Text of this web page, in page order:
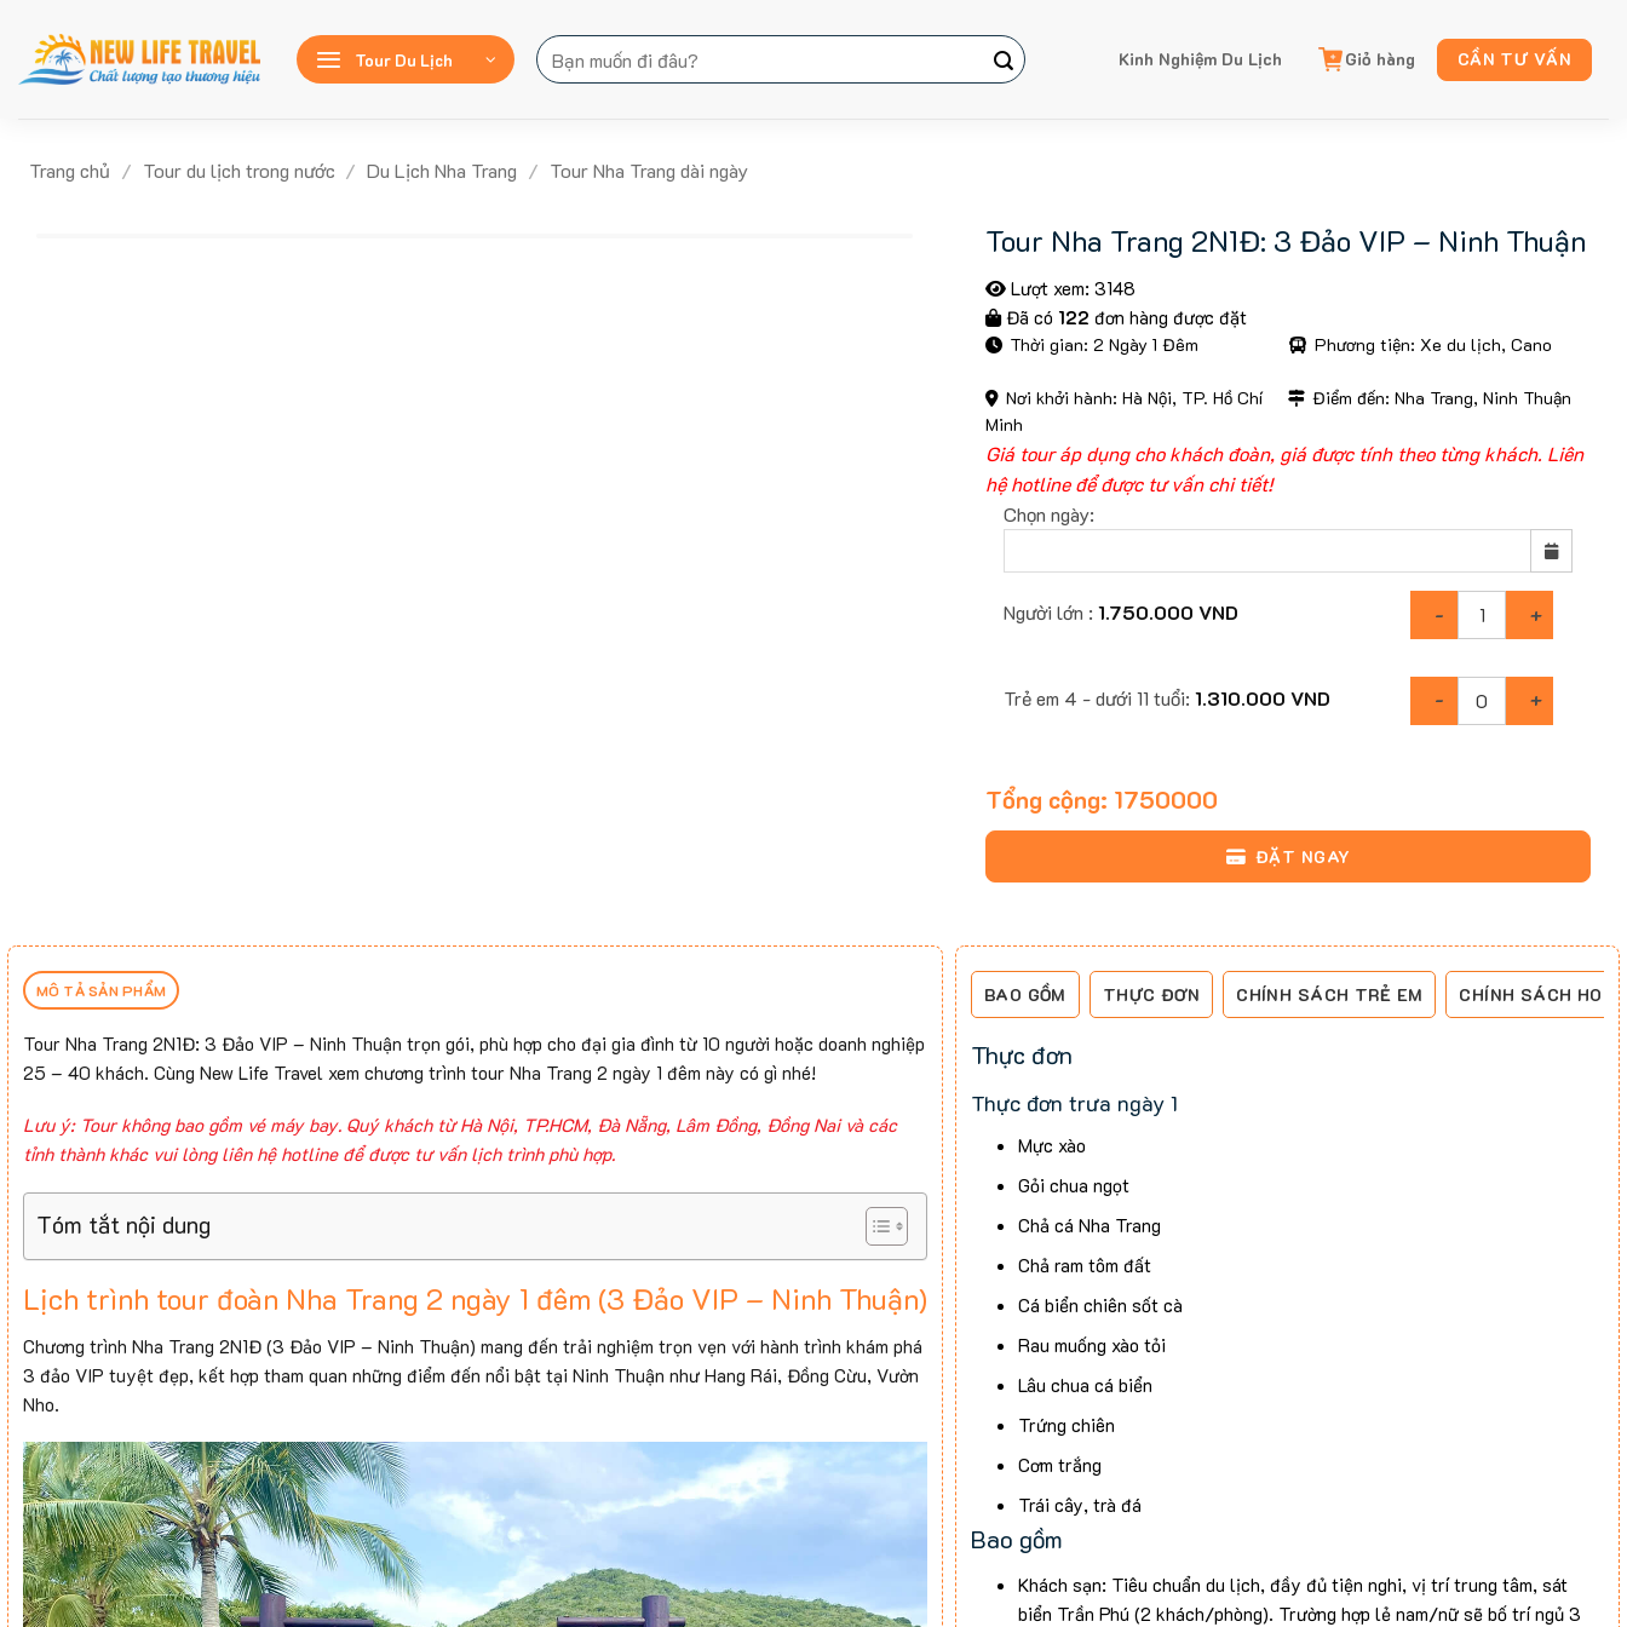
Tour Du Lịch
Tìm
kiếm:
Kinh Nghiệm Du Lịch Giỏ hàng CẦN TƯ VẤN
Trang chủ / Tour du lịch trong nước / Du Lịch Nha Trang / Tour Nha Trang dài ngày
Tour Nha Trang 2N1Đ: 3 Đảo VIP – Ninh Thuận
Lượt xem: 3148
Đã có 122 đơn hàng được đặt
Thời gian: 2 Ngày 1 Đêm Phương tiện: Xe du lịch, Cano
Nơi khởi hành: Hà Nội, TP. Hồ Chí
Minh
Điểm đến: Nha Trang, Ninh Thuận
Giá tour áp dụng cho khách đoàn, giá được tính theo từng khách. Liên
hệ hotline để được tư vấn chi tiết!
Chọn ngày:
Người lớn : 1.750.000 VND
Trẻ em 4 - dưới 11 tuổi: 1.310.000 VND
Tổng cộng: 1750000
ĐẶT NGAY
MÔ TẢ SẢN PHẨM
Tour Nha Trang 2N1Đ: 3 Đảo VIP – Ninh Thuận trọn gói, phù hợp cho đại gia đình từ 10 người hoặc doanh nghiệp
25 – 40 khách. Cùng New Life Travel xem chương trình tour Nha Trang 2 ngày 1 đêm này có gì nhé!
Lưu ý: Tour không bao gồm vé máy bay. Quý khách từ Hà Nội, TP.HCM, Đà Nẵng, Lâm Đồng, Đồng Nai và các
tỉnh thành khác vui lòng liên hệ hotline để được tư vấn lịch trình phù hợp.
Tóm tắt nội dung
Lịch trình tour đoàn Nha Trang 2 ngày 1 đêm (3 Đảo VIP – Ninh Thuận)
Chương trình Nha Trang 2N1Đ (3 Đảo VIP – Ninh Thuận) mang đến trải nghiệm trọn vẹn với hành trình khám phá
3 đảo VIP tuyệt đẹp, kết hợp tham quan những điểm đến nổi bật tại Ninh Thuận như Hang Rái, Đồng Cừu, Vườn
Nho.
BAO GỒM THỰC ĐƠN CHÍNH SÁCH TRẺ EM CHÍNH SÁCH
Thực đơn
Thực đơn trưa ngày 1
Mực xào
Gỏi chua ngọt
Chả cá Nha Trang
Chả ram tôm đất
Cá biển chiên sốt cà
Rau muống xào tỏi
Lâu chua cá biển
Trứng chiên
Cơm trắng
Trái cây, trà đá
Thực đơn tối ngày 1
Tôm thẻ cháy tỏi
Bao gồm
Khách sạn: Tiêu chuẩn du lịch, đầy đủ tiện nghi, vị trí trung tâm, sát
biển Trần Phú (2 khách/phòng). Trường hợp lẻ nam/nữ sẽ bố trí ngủ 3